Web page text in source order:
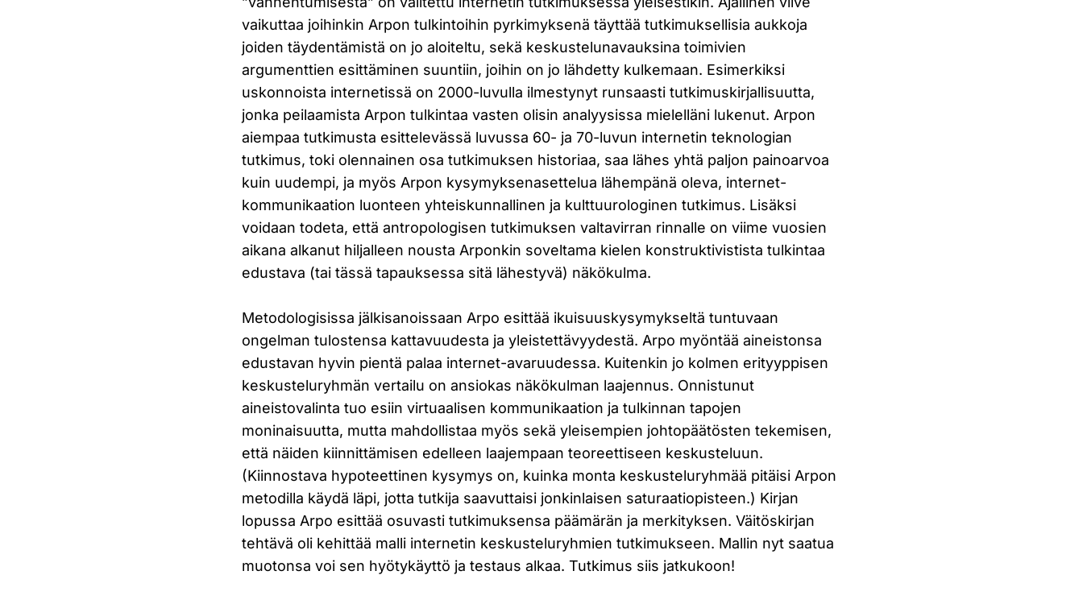
vaikuttaa joihinkin Arpon tulkintoihin pyrkimyksenä täyttää tutkimuksellisia aukkoja
joiden täydentämistä on jo aloiteltu, sekä keskustelunavauksina toimivien
argumenttien esittäminen suuntiin, joihin on jo lähdetty kulkemaan. Esimerkiksi
uskonnoista internetissä on 2000-luvulla ilmestynyt runsaasti tutkimuskirjallisuutta,
jonka peilaamista Arpon tulkintaa vasten olisin analyysissa mielelläni lukenut. Arpon
aiempaa tutkimusta esittelevässä luvussa 60- ja 70-luvun internetin teknologian
tutkimus, toki olennainen osa tutkimuksen historiaa, saa lähes yhtä paljon painoarvoa
kuin uudempi, ja myös Arpon kysymyksenasettelua lähempänä oleva, internet-
kommunikaation luonteen yhteiskunnallinen ja kulttuurologinen tutkimus. Lisäksi
voidaan todeta, että antropologisen tutkimuksen valtavirran rinnalle on viime vuosien
aikana alkanut hiljalleen nousta Arponkin soveltama kielen konstruktivistista tulkintaa
edustava (tai tässä tapauksessa sitä lähestyvä) näkökulma.
Metodologisissa jälkisanoissaan Arpo esittää ikuisuuskysymykseltä tuntuvaan
ongelman tulostensa kattavuudesta ja yleistettävyydestä. Arpo myöntää aineistonsa
edustavan hyvin pientä palaa internet-avaruudessa. Kuitenkin jo kolmen erityyppisen
keskusteluryhmän vertailu on ansiokas näkökulman laajennus. Onnistunut
aineistovalinta tuo esiin virtuaalisen kommunikaation ja tulkinnan tapojen
moninaisuutta, mutta mahdollistaa myös sekä yleisempien johtopäätösten tekemisen,
että näiden kiinnittämisen edelleen laajempaan teoreettiseen keskusteluun.
(Kiinnostava hypoteettinen kysymys on, kuinka monta keskusteluryhmää pitäisi Arpon
metodilla käydä läpi, jotta tutkija saavuttaisi jonkinlaisen saturaatiopisteen.) Kirjan
lopussa Arpo esittää osuvasti tutkimuksensa päämärän ja merkityksen. Väitöskirjan
tehtävä oli kehittää malli internetin keskusteluryhmien tutkimukseen. Mallin nyt saatua
muotonsa voi sen hyötykäyttö ja testaus alkaa. Tutkimus siis jatkukoon!